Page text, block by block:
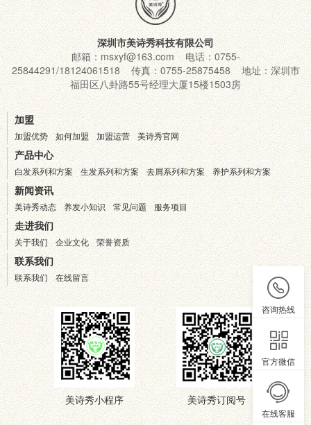
深圳市美诗秀科技有限公司
邮箱：msxyf@163.com 电话：0755-
25844291/18124061518 传真：0755-25875458 地址：深圳市
福田区八卦路55号经理大厦15楼1503房
加盟
加盟优势 如何加盟 加盟运营 美诗秀官网
产品中心
白发系列和方案 生发系列和方案 去屑系列和方案 养护系列和方案
新闻资讯
美诗秀动态 养发小知识 常见问题 服务项目
走进我们
关于我们 企业文化 荣誉资质
联系我们
联系我们 在线留言
美诗秀小程序 美诗秀订阅号
咨询热线
官方微信
在线客服